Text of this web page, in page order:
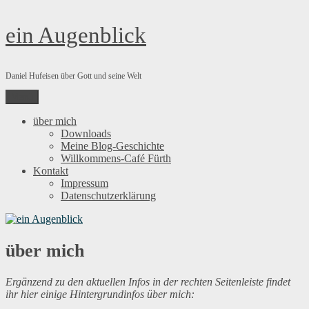
Zum
Inhalt
ein Augenblick
Daniel Hufeisen über Gott und seine Welt
über mich
Downloads
Meine Blog-Geschichte
Willkommens-Café Fürth
Kontakt
Impressum
Datenschutzerklärung
über mich
Ergänzend zu den aktuellen Infos in der rechten Seitenleiste findet
ihr hier einige Hintergrundinfos über mich: